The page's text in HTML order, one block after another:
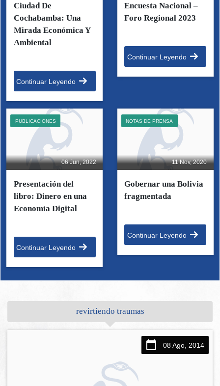
Ciudad De
Cochabamba: Una
Mirada Económica Y
Ambiental
Continuar Leyendo
Encuesta Nacional –
Foro Regional 2023
Continuar Leyendo
06 Jun, 2022
PUBLICACIONES
Presentación del
libro: Dinero en una
Economía Digital
Continuar Leyendo
11 Nov, 2020
NOTAS DE PRENSA
Gobernar una Bolivia
fragmentada
Continuar Leyendo
revirtiendo traumas
08 Ago, 2014